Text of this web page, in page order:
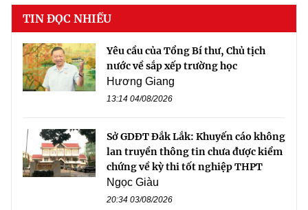
TIN ĐỌC NHIỀU
Yêu cầu của Tổng Bí thư, Chủ tịch
nước về sắp xếp trường học
Hương Giang
13:14 04/08/2026
Sở GDĐT Đắk Lắk: Khuyến cáo không
lan truyền thông tin chưa được kiểm
chứng về kỳ thi tốt nghiệp THPT
Ngọc Giàu
20:34 03/08/2026